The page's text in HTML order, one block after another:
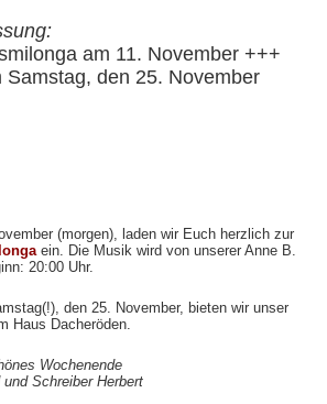
am 11. November +++
Samstag, den 25. November
(morgen), laden wir Euch herzlich zur
ein. Die Musik wird von unserer Anne B.
20:00 Uhr.
den 25. November, bieten wir unser
Haus Dacheröden.
Wochenende
Schreiber Herbert